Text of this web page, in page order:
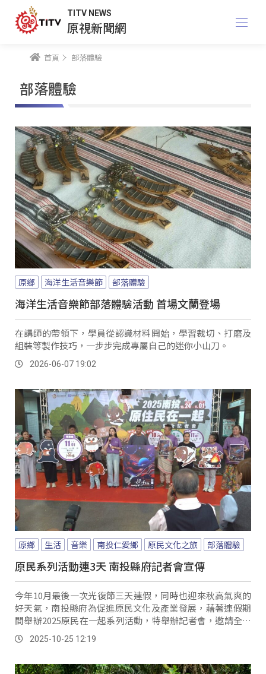
TITV NEWS
原視新聞網
首頁 部落體驗
部落體驗
原鄉 海洋生活音樂節 部落體驗
海洋生活音樂節部落體驗活動 首場文蘭登場
在講師的帶領下，學員從認識材料開始，學習裁切、打磨及
組裝等製作技巧，一步步完成專屬自己的迷你小山刀。
2026-06-07 19:02
原鄉 生活 音樂 南投仁愛鄉 原民文化之旅 部落體驗
原民系列活動連3天 南投縣府記者會宣傳
今年10月最後一次光復節三天連假，同時也迎來秋高氣爽的
好天氣，南投縣府為促進原民文化及產業發展，藉著連假期
間舉辦2025原民在一起系列活動，特舉辦記者會，邀請全國
民眾前來共襄盛舉。
2025-10-25 12:19